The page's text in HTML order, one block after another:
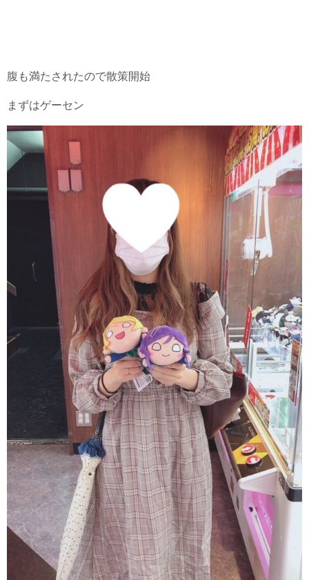
腹も満たされたので散策開始
まずはゲーセン